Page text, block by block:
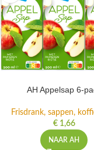
AH Appelsap 6-
Frisdrank, sappen,
€1,66
NAAR AH